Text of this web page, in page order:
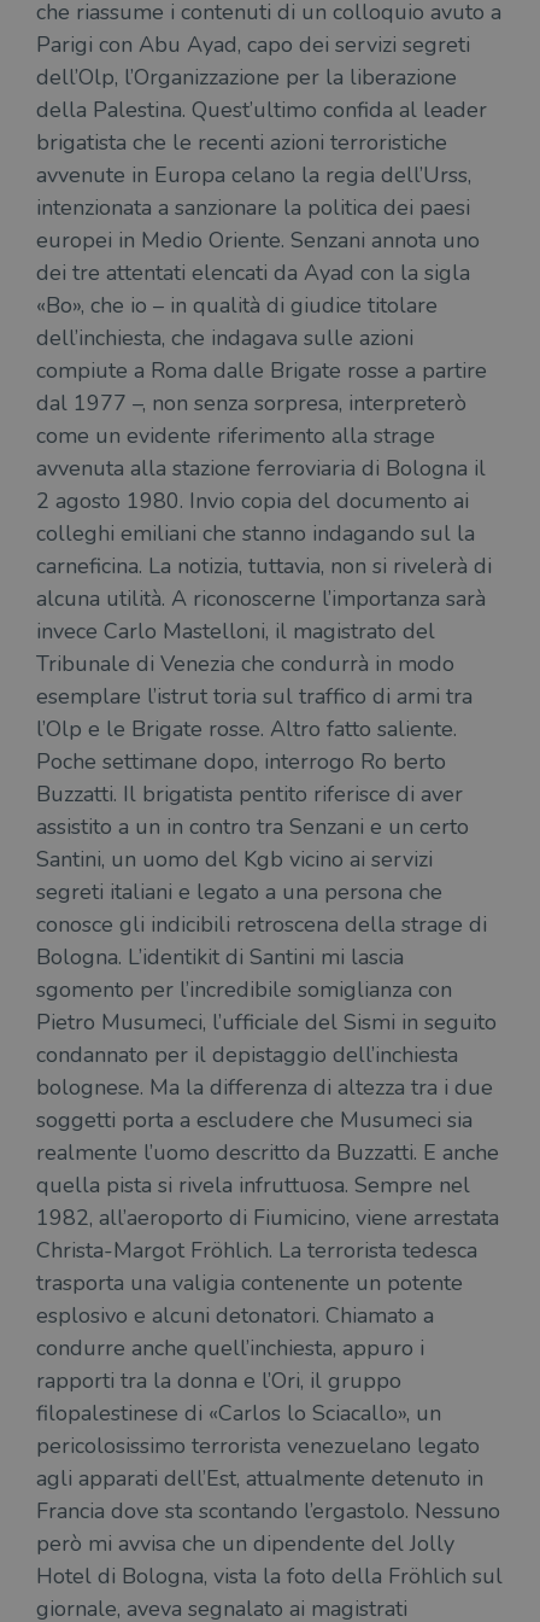
che riassume i contenuti di un colloquio avuto a
Parigi con Abu Ayad, capo dei servizi segreti
dell’Olp, l’Organizzazione per la liberazione
della Palestina. Quest’ultimo confida al leader
brigatista che le recenti azioni terroristiche
avvenute in Europa celano la regia dell’Urss,
intenzionata a sanzionare la politica dei paesi
europei in Medio Oriente. Senzani annota uno
dei tre attentati elencati da Ayad con la sigla
«Bo», che io – in qualità di giudice titolare
dell’inchiesta, che indagava sulle azioni
compiute a Roma dalle Brigate rosse a partire
dal 1977 –, non senza sorpresa, interpreterò
come un evidente riferimento alla strage
avvenuta alla stazione ferroviaria di Bologna il
2 agosto 1980. Invio copia del documento ai
colleghi emiliani che stanno indagando sul la
carneficina. La notizia, tuttavia, non si rivelerà di
alcuna utilità. A riconoscerne l’importanza sarà
invece Carlo Mastelloni, il magistrato del
Tribunale di Venezia che condurrà in modo
esemplare l’istrut toria sul traffico di armi tra
l’Olp e le Brigate rosse. Altro fatto saliente.
Poche settimane dopo, interrogo Ro berto
Buzzatti. Il brigatista pentito riferisce di aver
assistito a un in contro tra Senzani e un certo
Santini, un uomo del Kgb vicino ai servizi
segreti italiani e legato a una persona che
conosce gli indicibili retroscena della strage di
Bologna. L’identikit di Santini mi lascia
sgomento per l’incredibile somiglianza con
Pietro Musumeci, l’ufficiale del Sismi in seguito
condannato per il depistaggio dell’inchiesta
bolognese. Ma la differenza di altezza tra i due
soggetti porta a escludere che Musumeci sia
realmente l’uomo descritto da Buzzatti. E anche
quella pista si rivela infruttuosa. Sempre nel
1982, all’aeroporto di Fiumicino, viene arrestata
Christa-Margot Fröhlich. La terrorista tedesca
trasporta una valigia contenente un potente
esplosivo e alcuni detonatori. Chiamato a
condurre anche quell’inchiesta, appuro i
rapporti tra la donna e l’Ori, il gruppo
filopalestinese di «Carlos lo Sciacallo», un
pericolosissimo terrorista venezuelano legato
agli apparati dell’Est, attualmente detenuto in
Francia dove sta scontando l’ergastolo. Nessuno
però mi avvisa che un dipendente del Jolly
Hotel di Bologna, vista la foto della Fröhlich sul
giornale, aveva segnalato ai magistrati